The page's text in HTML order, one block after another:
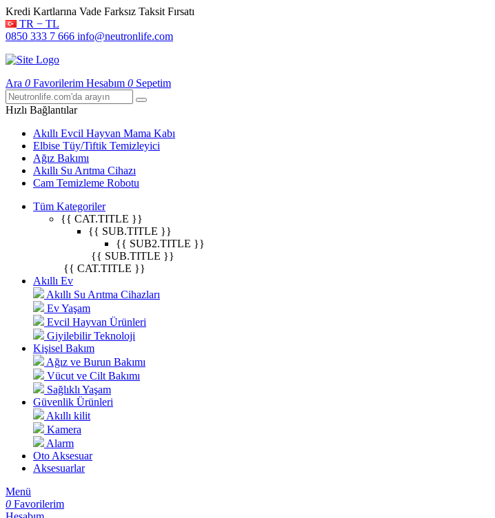
Kredi Kartlarına Vade Farksız Taksit Fırsatı
TR − TL
0850 333 7 666 info@neutronlife.com
Ara 0 Favorilerim Hesabım 0 Sepetim
Hızlı Bağlantılar
Akıllı Evcil Hayvan Mama Kabı
Elbise Tüy/Tiftik Temizleyici
Ağız Bakımı
Akıllı Su Arıtma Cihazı
Cam Temizleme Robotu
Tüm Kategoriler
{{ CAT.TITLE }}
{{ SUB.TITLE }}
{{ SUB2.TITLE }}
{{ SUB.TITLE }}
{{ CAT.TITLE }}
Akıllı Ev
Akıllı Su Arıtma Cihazları
Ev Yaşam
Evcil Hayvan Ürünleri
Giyilebilir Teknoloji
Kişisel Bakım
Ağız ve Burun Bakımı
Vücut ve Cilt Bakımı
Sağlıklı Yaşam
Güvenlik Ürünleri
Akıllı kilit
Kamera
Alarm
Oto Aksesuar
Aksesuarlar
Menü
0 Favorilerim